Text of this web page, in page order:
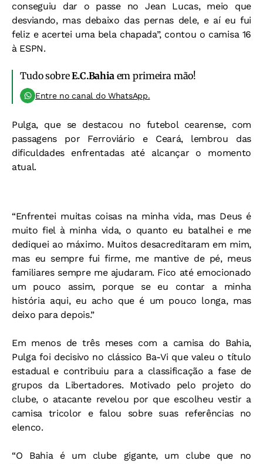
conseguiu dar o passe no Jean Lucas, meio que
desviando, mas debaixo das pernas dele, e aí eu fui
feliz e acertei uma bela chapada”, contou o camisa 16
à ESPN.
Tudo sobreE.C.Bahiaem primeira mão!
Entre no canal do WhatsApp.
Pulga, que se destacou no futebol cearense, com
passagens por Ferroviário e Ceará, lembrou das
dificuldades enfrentadas até alcançar o momento
atual.
“Enfrentei muitas coisas na minha vida, mas Deus é
muito fiel à minha vida, o quanto eu batalhei e me
dediquei ao máximo. Muitos desacreditaram em mim,
mas eu sempre fui firme, me mantive de pé, meus
familiares sempre me ajudaram. Fico até emocionado
um pouco assim, porque se eu contar a minha
história aqui, eu acho que é um pouco longa, mas
deixo para depois.”
Em menos de três meses com a camisa do Bahia,
Pulga foi decisivo no clássico Ba-Vi que valeu o título
estadual e contribuiu para a classificação a fase de
grupos da Libertadores. Motivado pelo projeto do
clube, o atacante revelou por que escolheu vestir a
camisa tricolor e falou sobre suas referências no
elenco.
“O Bahia é um clube gigante, um clube que no